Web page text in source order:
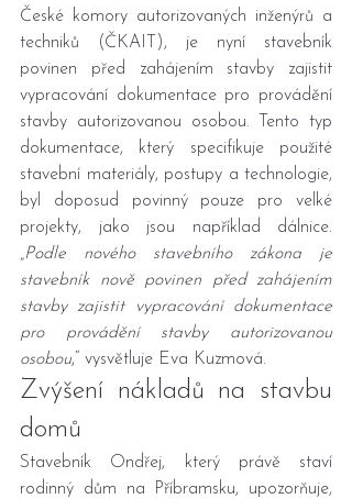
České komory autorizovaných inženýrů a
techniků (ČKAIT), je nyní stavebník
povinen před zahájením stavby zajistit
vypracování dokumentace pro provádění
stavby autorizovanou osobou. Tento typ
dokumentace, který specifikuje použité
stavební materiály, postupy a technologie,
byl doposud povinný pouze pro velké
projekty, jako jsou například dálnice.
„Podle nového stavebního zákona je
stavebník nově povinen před zahájením
stavby zajistit vypracování dokumentace
pro provádění stavby autorizovanou
osobou,“ vysvětluje Eva Kuzmová.
Zvýšení nákladů na stavbu
domů
Stavebník Ondřej, který právě staví
rodinný dům na Příbramsku, upozorňuje,